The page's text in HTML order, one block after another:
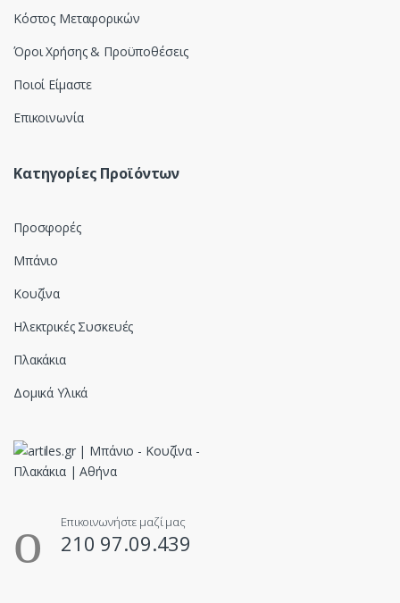
Κόστος Μεταφορικών
Όροι Χρήσης & Προϋποθέσεις
Ποιοί Είμαστε
Επικοινωνία
Κατηγορίες Προϊόντων
Προσφορές
Μπάνιο
Κουζίνα
Ηλεκτρικές Συσκευές
Πλακάκια
Δομικά Υλικά
Επικοινωνήστε μαζί μας
210 97.09.439